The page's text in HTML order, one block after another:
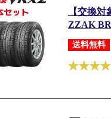
【交換
ZZAK
送料無料